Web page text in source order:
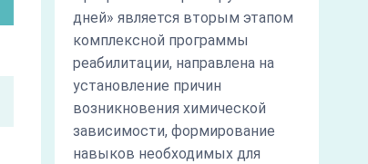
дней» является вторым этапом
комплексной программы
реабилитации, направлена на
установление причин
возникновения химической
зависимости, формирование
навыков необходимых для